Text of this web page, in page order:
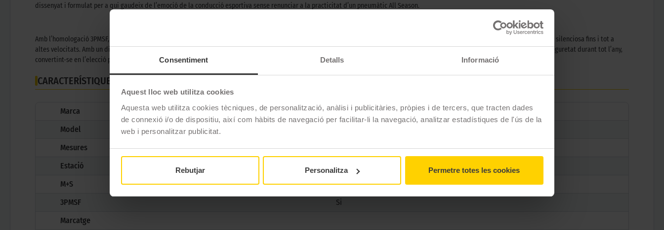
Consentiment Detalls Informació
Aquest lloc web utilitza cookies
Aquesta web utilitza cookies tècniques, de personalització, anàlisi i publicitàries, pròpies i de tercers, que tracten dades
de connexió i/o de dispositiu, així com hàbits de navegació per facilitar-li la navegació, analitzar estadístiques de l'ús de la
web i personalitzar publicitat.
Rebutjar Personalitza Permetre totes les cookies
dissenyat i formulat per a qui gaudeix de l’emoció de la conducció esportiva sense renunciar a la practicitat d’un pneumàtic All Season.
Amb l’homologació 3PMSF, aquest model permet fer front a condicions hivernals severes amb total confiança, mentre que la seva tecnologia Piano Acoustic Tuning garanteix una cabina silenciosa fins i tot a
altes velocitats. Amb un disseny que combina rendiment, seguretat i compatibilitat amb vehicles elèctrics, el CrossClimate 3 Sport es consolida com un referent de l’esportivitat i la seguretat durant tot l’any,
convertint-se en l’elecció perfecta per a conductors exigents.
CARACTERÍSTIQUES TÈCNIQUES
Marca
Michelin
Model
Mesures
245/35 R20 95 Y
Estació
4 estacions
M+S
Si
3PMSF
Si
Marcatge